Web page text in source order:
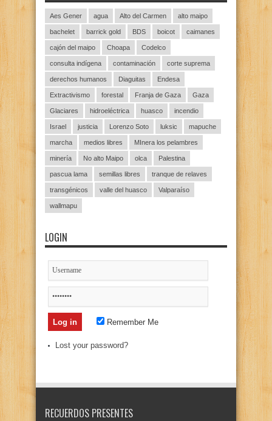
Aes Gener agua Alto del Carmen alto maipo
bachelet barrick gold BDS boicot caimanes
cajón del maipo Choapa Codelco
consulta indígena contaminación corte suprema
derechos humanos Diaguitas Endesa
Extractivismo forestal Franja de Gaza Gaza
Glaciares hidroeléctrica huasco incendio
Israel justicia Lorenzo Soto luksic mapuche
marcha medios libres MInera los pelambres
minería No alto Maipo olca Palestina
pascua lama semillas libres tranque de relaves
transgénicos valle del huasco Valparaíso
wallmapu
LOGIN
Remember Me
Lost your password?
RECUERDOS PRESENTES